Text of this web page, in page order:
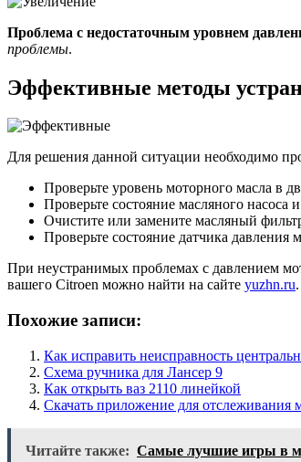
Проблема с недостаточным уровнем
проблемы.
Эффективные методы
Для решения данной ситуации необходимо
Проверьте уровень моторного масла в
Проверьте состояние масляного насоса
Очистите или замените масляный
Проверьте состояние датчика давления
При неустранимых проблемах с давлением
вашего Citroen можно найти на сайте yuzhn.ru.
Похожие записи:
Как исправить неисправность
Схема ручника для Лансер 9
Как открыть ваз 2110 линейкой
Скачать приложение для отслеживания
Читайте также: Самые лучшие игры в